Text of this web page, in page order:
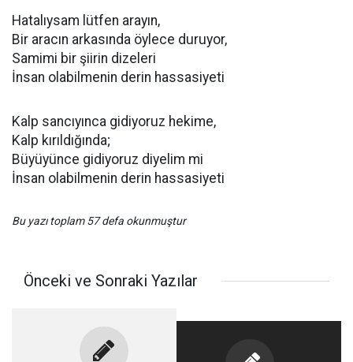
Hatalıysam lütfen arayın,
Bir aracın arkasında öylece duruyor,
Samimi bir şiirin dizeleri
İnsan olabilmenin derin hassasiyeti
Kalp sancıyınca gidiyoruz hekime,
Kalp kırıldığında;
Büyüyünce gidiyoruz diyelim mi
İnsan olabilmenin derin hassasiyeti
Bu yazı toplam 57 defa okunmuştur
Önceki ve Sonraki Yazılar